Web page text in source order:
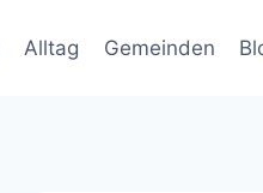
Alltag Gemeinden